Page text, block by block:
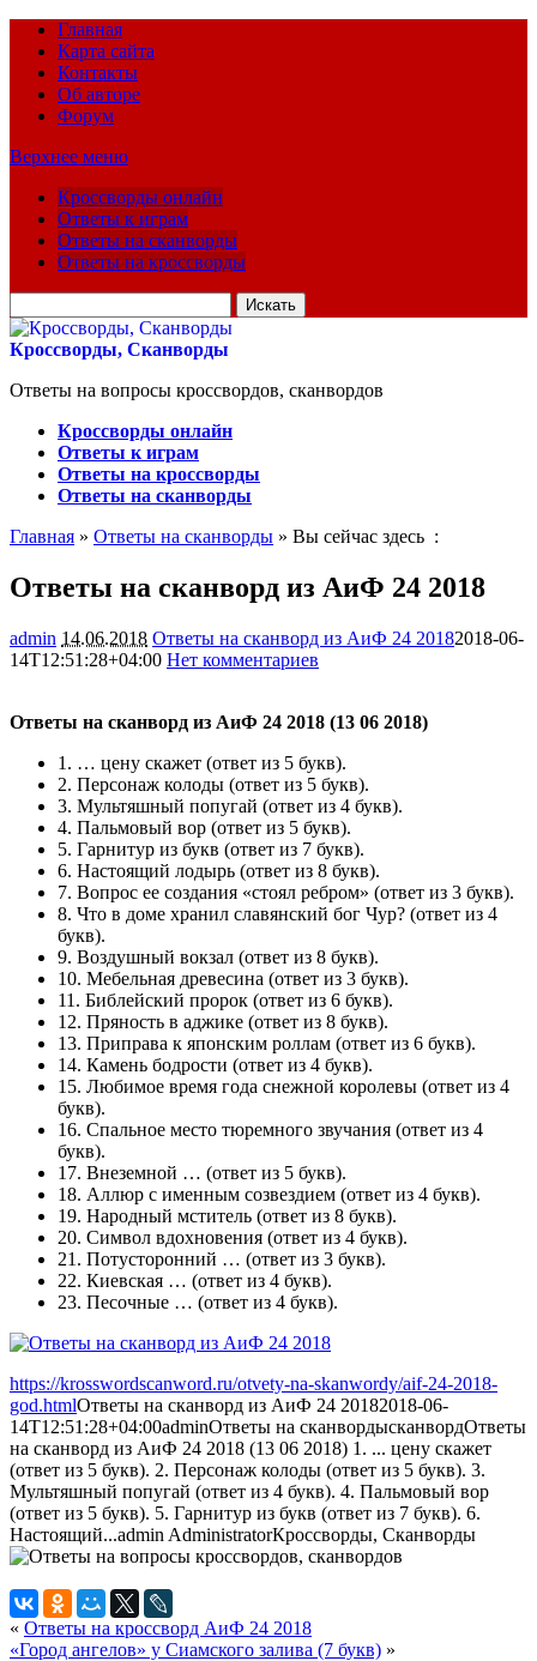
Главная
Карта сайта
Контакты
Об авторе
Форум
Верхнее меню
Кроссворды онлайн
Ответы к играм
Ответы на сканворды
Ответы на кроссворды
для:
Кроссворды, Сканворды
Ответы на вопросы кроссвордов, сканвордов
Кроссворды онлайн
Ответы к играм
Ответы на кроссворды
Ответы на сканворды
Главная » Ответы на сканворды » Вы сейчас здесь :
Ответы на сканворд из АиФ 24 2018
admin 14.06.2018 Ответы на сканворд из АиФ 24 20182018-06-
14T12:51:28+04:00 Нет комментариев
Ответы на сканворд из АиФ 24 2018 (13 06 2018)
1. … цену скажет (ответ из 5 букв).
2. Персонаж колоды (ответ из 5 букв).
3. Мультяшный попугай (ответ из 4 букв).
4. Пальмовый вор (ответ из 5 букв).
5. Гарнитур из букв (ответ из 7 букв).
6. Настоящий лодырь (ответ из 8 букв).
7. Вопрос ее создания «стоял ребром» (ответ из 3 букв).
8. Что в доме хранил славянский бог Чур? (ответ из 4
букв).
9. Воздушный вокзал (ответ из 8 букв).
10. Мебельная древесина (ответ из 3 букв).
11. Библейский пророк (ответ из 6 букв).
12. Пряность в аджике (ответ из 8 букв).
13. Приправа к японским роллам (ответ из 6 букв).
14. Камень бодрости (ответ из 4 букв).
15. Любимое время года снежной королевы (ответ из 4
букв).
16. Спальное место тюремного звучания (ответ из 4
букв).
17. Внеземной … (ответ из 5 букв).
18. Аллюр с именным созвездием (ответ из 4 букв).
19. Народный мститель (ответ из 8 букв).
20. Символ вдохновения (ответ из 4 букв).
21. Потусторонний … (ответ из 3 букв).
22. Киевская … (ответ из 4 букв).
23. Песочные … (ответ из 4 букв).
https://krosswordscanword.ru/otvety-na-skanwordy/aif-24-2018-
god.htmlОтветы на сканворд из АиФ 24 20182018-06-
14T12:51:28+04:00adminОтветы на сканвордысканвордОтветы
на сканворд из АиФ 24 2018 (13 06 2018) 1. ... цену скажет
(ответ из 5 букв). 2. Персонаж колоды (ответ из 5 букв). 3.
Мультяшный попугай (ответ из 4 букв). 4. Пальмовый вор
(ответ из 5 букв). 5. Гарнитур из букв (ответ из 7 букв). 6.
Настоящий...admin AdministratorКроссворды, Сканворды
« Ответы на кроссворд АиФ 24 2018
«Город ангелов» у Сиамского залива (7 букв) »